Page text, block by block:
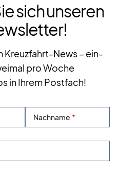
sich unseren
Kreuzfahrt-News – ein-
pro Woche
in Ihrem Postfach!
Nachname